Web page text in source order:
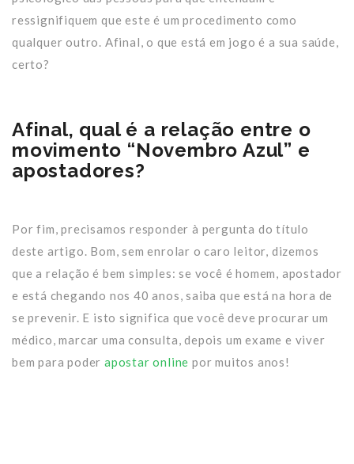
ressignifiquem que este é um procedimento como
qualquer outro. Afinal, o que está em jogo é a sua saúde,
certo?
Afinal, qual é a relação entre o
movimento “Novembro Azul” e
apostadores?
Por fim, precisamos responder à pergunta do título
deste artigo. Bom, sem enrolar o caro leitor, dizemos
que a relação é bem simples: se você é homem, apostador
e está chegando nos 40 anos, saiba que está na hora de
se prevenir. E isto significa que você deve procurar um
médico, marcar uma consulta, depois um exame e viver
bem para poderapostar online por muitos anos!